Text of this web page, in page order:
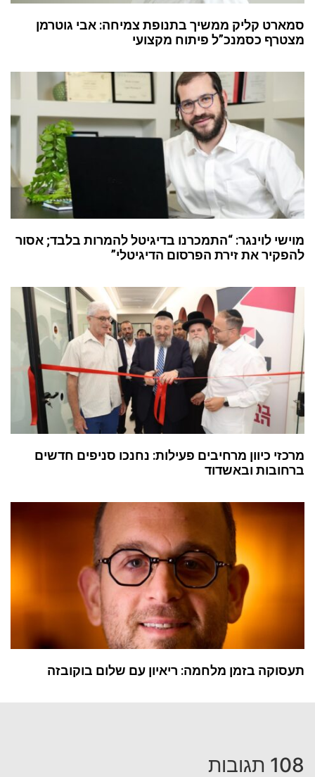
סמארט קליק ממשיך בתנופת צמיחה: אבי גוטרמן
מצטרף כסמנכ”ל פיתוח מקצועי
מוישי לוינגר: “התמכרנו בדיגיטל להמרות בלבד; אסור
להפקיר את זירת הפרסום הדיגיטלי”
מרכזי כיוון מרחיבים פעילות: נחנכו סניפים חדשים
ברחובות ובאשדוד
תעסוקה בזמן מלחמה: ריאיון עם שלום בוקובזה
108 תגובות